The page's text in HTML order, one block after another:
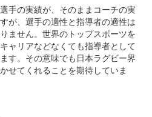
手の実績が、そのままコーチの実
が、選手の適性と指導者の適性は
ません。世界のトップスポーツを
ャリアなどなくても指導者として
す。その意味でも日本ラグビー界
せてくれることを期待していま